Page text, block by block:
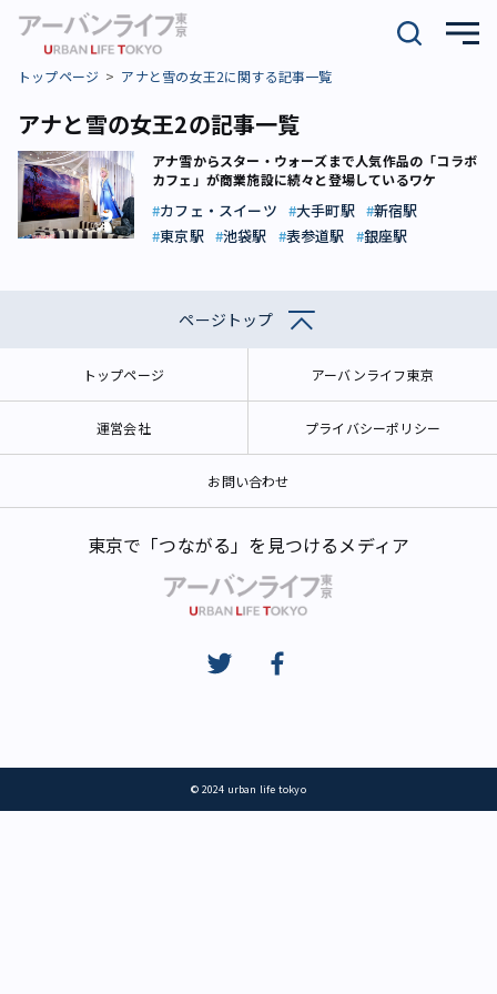
トップページ アナと雪の女王2に関する記事一覧
アナと雪の女王2の記事一覧
アナ雪からスター・ウォーズまで――人気作品の「コラボ
カフェ」が商業施設に続々と登場しているワケ
カフェ・スイーツ 大手町駅
新宿駅
東京駅
池袋駅 表参道駅 銀座駅
ページトップ
トップページ アーバンライフ東京
運営会社 プライバシーポリシー
お問い合わせ
東京で「つながる」を見つけるメディア
© 2024 urban life tokyo